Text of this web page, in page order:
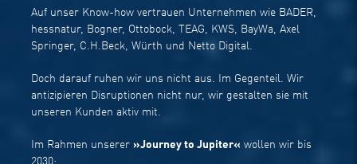
Auf unser Know-how vertrauen Unternehmen wie BADER,
hessnatur, Bogner, Ottobock, TEAG, KWS, BayWa, Axel
Springer, C.H.Beck, Würth und Netto Digital.
Doch darauf ruhen wir uns nicht aus. Im Gegenteil. Wir
antizipieren Disruptionen nicht nur, wir gestalten sie mit
unseren Kunden aktiv mit.
Im Rahmen unserer »Journey to Jupiter« wollen wir bis
2030: